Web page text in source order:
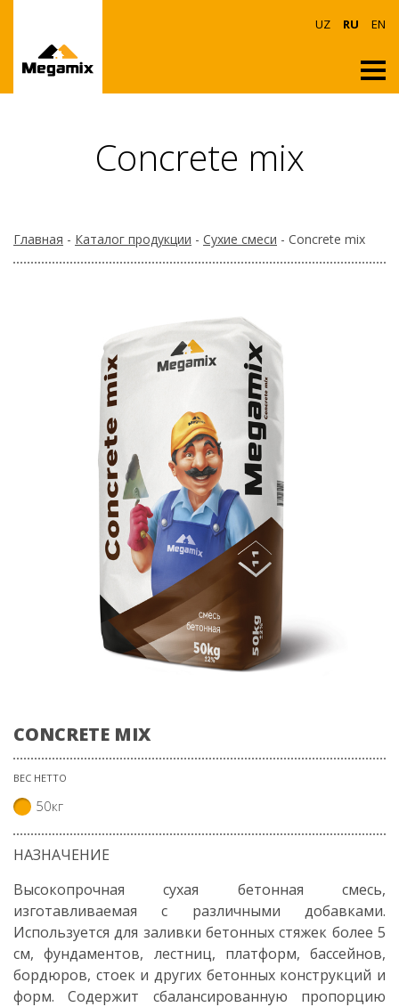
UZ RU EN
Concrete mix
Главная - Каталог продукции - Сухие смеси - Concrete mix
CONCRETE MIX
ВЕС НЕТТО
50кг
НАЗНАЧЕНИЕ
Высокопрочная сухая бетонная смесь,
изготавливаемая с различными добавками.
Используется для заливки бетонных стяжек более 5
см, фундаментов, лестниц, платформ, бассейнов,
бордюров, стоек и других бетонных конструкций и
форм. Содержит сбалансированную пропорцию